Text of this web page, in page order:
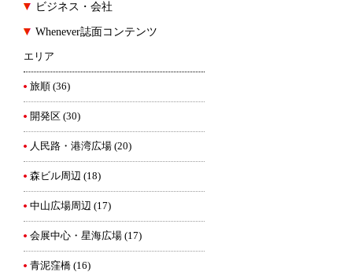
ビジネス・会社
Whenever誌面コンテンツ
エリア
旅順 (36)
開発区 (30)
人民路・港湾広場 (20)
森ビル周辺 (18)
中山広場周辺 (17)
会展中心・星海広場 (17)
青泥窪橋 (16)